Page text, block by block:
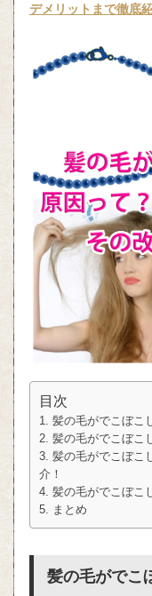
デメリットまで徹底
目次
髪の毛がでこぼこ
髪の毛がでこぼこ
髪の毛がでこぼこ
介！
髪の毛がでこぼこ
まとめ
髪の毛がでこ